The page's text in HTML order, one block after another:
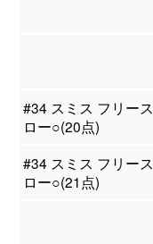
#34 スミス フリース
ロー○(20点)
#34 スミス フリース
ロー○(21点)